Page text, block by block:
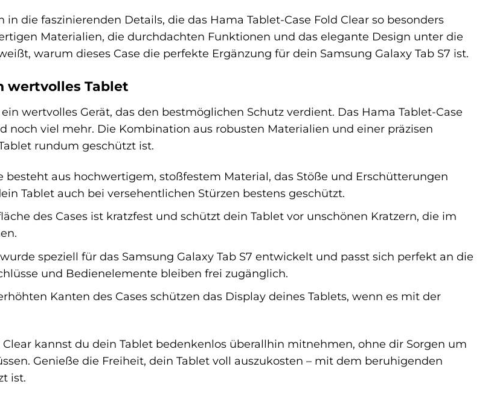
die faszinierenden Details, die das Hama Tablet-Case Fold Clear so besonders
Materialien, die durchdachten Funktionen und das elegante Design unter die
warum dieses Case die perfekte Ergänzung für dein Samsung Galaxy Tab S7 ist.
wertvolles Tablet
wertvolles Gerät, das den bestmöglichen Schutz verdient. Das Hama Tablet-Case
noch viel mehr. Die Kombination aus robusten Materialien und einer präzisen
rundum geschützt ist.
besteht aus hochwertigem, stoßfestem Material, das Stöße und Erschütterungen
Tablet auch bei versehentlichen Stürzen bestens geschützt.
des Cases ist kratzfest und schützt dein Tablet vor unschönen Kratzern, die im
wurde speziell für das Samsung Galaxy Tab S7 entwickelt und passt sich perfekt an die
und Bedienelemente bleiben frei zugänglich.
Kanten des Cases schützen das Display deines Tablets, wenn es mit der
kannst du dein Tablet bedenkenlos überallhin mitnehmen, ohne dir Sorgen um
Genieße die Freiheit, dein Tablet voll auszukosten – mit dem beruhigenden
ist.